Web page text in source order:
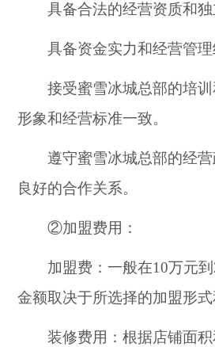
具备合法的经营资质和独
具备资金实力和经营管理
接受蜜雪冰城总部的培训
形象和经营标准一致。
遵守蜜雪冰城总部的经营
良好的合作关系。
②加盟费用：
加盟费：一般在10万元到
金额取决于所选择的加盟形式
装修费用：根据店铺面积